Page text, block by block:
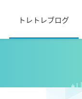
トレトレブログ